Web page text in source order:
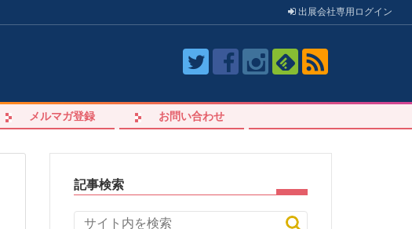
出展会社専用 ログイン
メルマガ登録 お問い合わせ
記事検索